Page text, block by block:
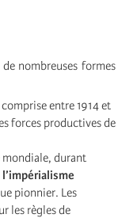
nombreuses formes
entre 1914 et
forces productives de
mondiale, durant
pionnier. Les
les règles de